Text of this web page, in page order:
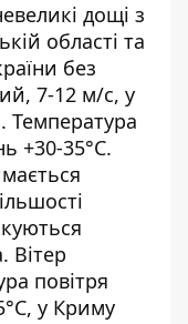
дощі з
області та
без
7-12 м/с, у
Температура
+30-35°C.
Вітер
повітря
у Криму